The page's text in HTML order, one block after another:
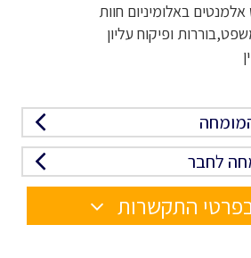
באלומיניום חוות
ופיקוח עליון
לחבר
התקשרות